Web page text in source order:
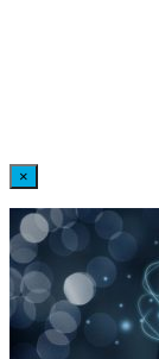
×